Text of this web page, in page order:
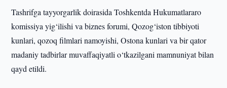
Tashrifga tayyorgarlik doirasida Toshkentda Hukumatlararo
komissiya yig‘ilishi va biznes forumi, Qozog‘iston tibbiyoti
kunlari, qozoq filmlari namoyishi, Ostona kunlari va bir qator
madaniy tadbirlar muvaffaqiyatli o‘tkazilgani mamnuniyat bilan
qayd etildi.